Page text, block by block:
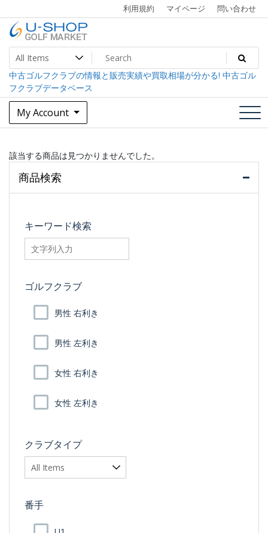
to
content
利用規約 マイページ 問い合わせ
U-SHOP Golf Market dev
中古ゴルフクラブ最大級！U-SHOPゴルフマーケット
中古ゴルフクラブの情報と販売実績や買取相場が分かる! 中古ゴル
フクラブデータベース
My Account
該当する商品は見つかりませんでした。
商品検索
キーワード検索
searchfilter_pro
ゴルフクラブ
男性 右利き
男性 左利き
女性 右利き
女性 左利き
クラブタイプ
番手